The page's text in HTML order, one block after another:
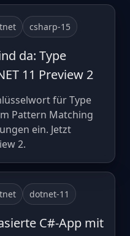
csharp-15
da: Type
11 Preview 2
für Type
Pattern Matching
ein. Jetzt
2.
dotnet-11
C#-App mit